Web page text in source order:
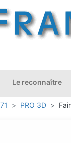
Le reconnaître
71 PRO 3D